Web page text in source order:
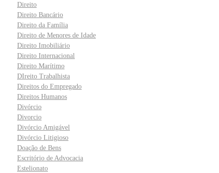
Direito
Direito Bancário
Direito da Família
Direito de Menores de Idade
Direito Imobiliário
Direito Internacional
Direito Marítimo
DIreito Trabalhista
Direitos do Empregado
Direitos Humanos
Divórcio
Divorcio
Divórcio Amigável
Divórcio Litigioso
Doação de Bens
Escritório de Advocacia
Estelionato